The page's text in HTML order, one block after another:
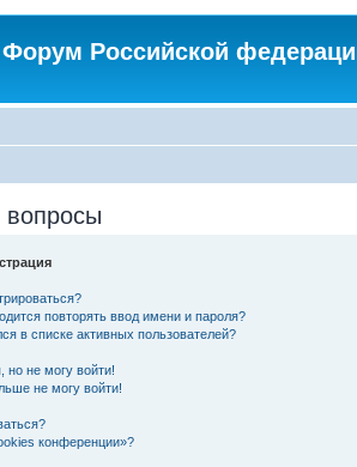
Форум Российской
вопросы
повторять ввод имени и пароля?
в списке активных пользователей?
но не могу войти!
не могу войти!
конференции»?